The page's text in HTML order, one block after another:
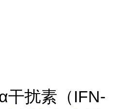
干扰素（IFN-